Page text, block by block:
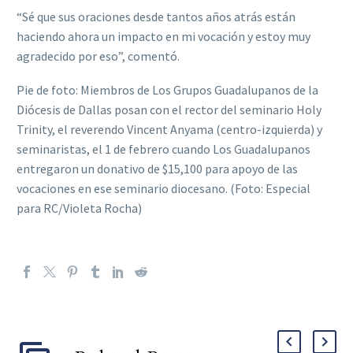
“Sé que sus oraciones desde tantos años atrás están
haciendo ahora un impacto en mi vocación y estoy muy
agradecido por eso”, comentó.
Pie de foto: Miembros de Los Grupos Guadalupanos de la
Diócesis de Dallas posan con el rector del seminario Holy
Trinity, el reverendo Vincent Anyama (centro-izquierda) y
seminaristas, el 1 de febrero cuando Los Guadalupanos
entregaron un donativo de $15,100 para apoyo de las
vocaciones en ese seminario diocesano. (Foto: Especial
para RC/Violeta Rocha)